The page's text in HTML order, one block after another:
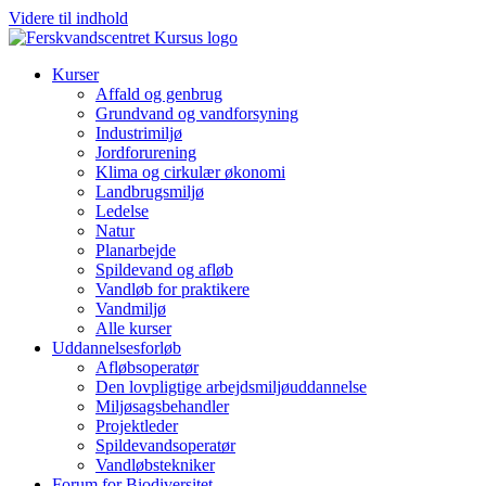
Videre til indhold
Kurser
Affald og genbrug
Grundvand og vandforsyning
Industrimiljø
Jordforurening
Klima og cirkulær økonomi
Landbrugsmiljø
Ledelse
Natur
Planarbejde
Spildevand og afløb
Vandløb for praktikere
Vandmiljø
Alle kurser
Uddannelsesforløb
Afløbsoperatør
Den lovpligtige arbejdsmiljøuddannelse
Miljøsagsbehandler
Projektleder
Spilde­vands­operatør
Vandløbstekniker